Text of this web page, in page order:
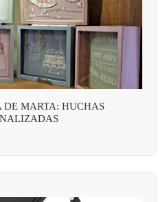
DE MARTA: HUCHAS